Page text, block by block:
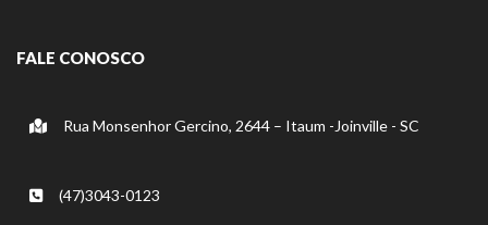
FALE CONOSCO
Rua Monsenhor Gercino, 2644 – Itaum -Joinville - SC
(47)3043-0123